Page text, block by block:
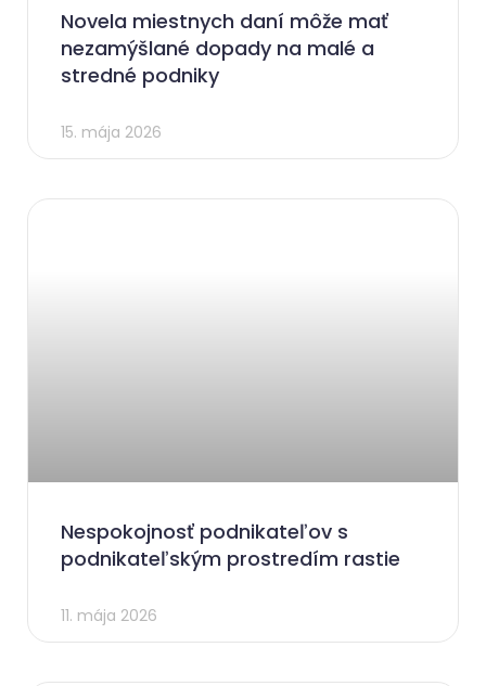
Novela miestnych daní môže mať
nezamýšlané dopady na malé a
stredné podniky
15. mája 2026
Nespokojnosť podnikateľov s
podnikateľským prostredím rastie
11. mája 2026